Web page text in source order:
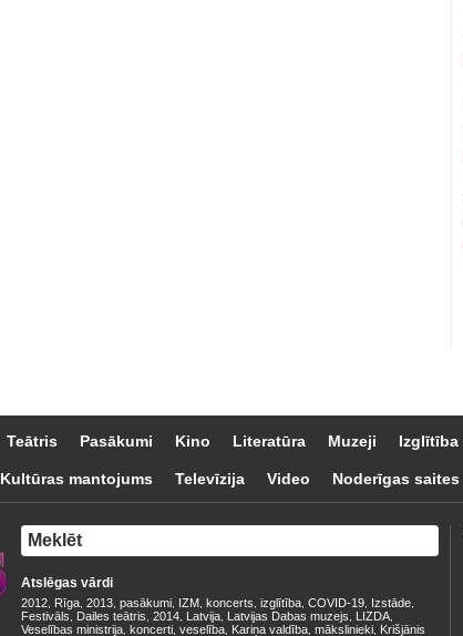
Teātris Pasākumi Kino Literatūra Muzeji Izglītība
Kultūras mantojums Televīzija Video Noderīgas saites
Atslēgas vārdi
2012 Rīga 2013 pasākumi IZM koncerts izglītība COVID-19 Izstāde
Festivāls Dailes teātris 2014 Latvija Latvijas Dabas muzejs LIZDA
Veselības ministrija koncerti veselība Kariņa valdība mākslinieki Krišjānis